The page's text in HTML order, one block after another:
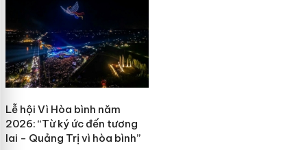
Lễ hội Vì Hòa bình năm
2026: “Từ ký ức đến tương
lai - Quảng Trị vì hòa bình”